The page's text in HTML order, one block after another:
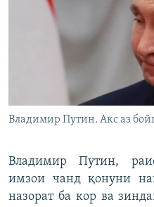
Владимир Путин. Акс аз
Владимир Путин,
имзои чанд қонуни
назорат ба кор ва